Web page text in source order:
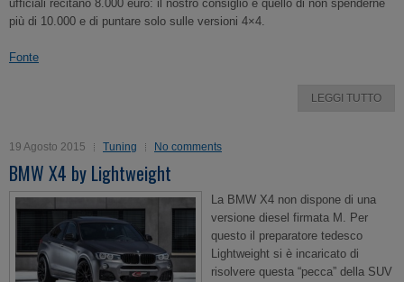
ufficiali recitano 8.000 euro: il nostro consiglio è quello di non spenderne
più di 10.000 e di puntare solo sulle versioni 4×4.
Fonte
LEGGI TUTTO
19 Agosto 2015 Tuning No comments
BMW X4 by Lightweight
La BMW X4 non dispone di una
versione diesel firmata M. Per
questo il preparatore tedesco
Lightweight si è incaricato di
risolvere questa “pecca” della SUV